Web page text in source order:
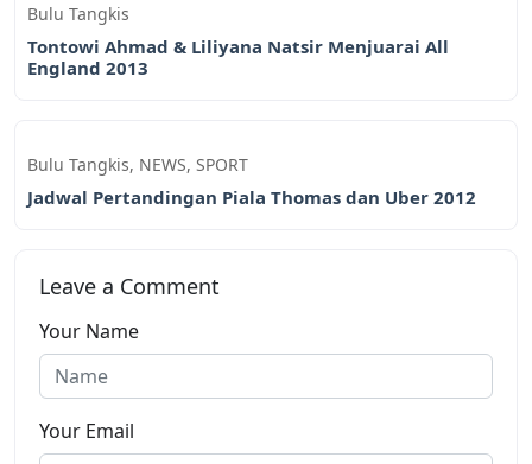
Bulu Tangkis
Tontowi Ahmad & Liliyana Natsir Menjuarai All
England 2013
Bulu Tangkis, NEWS, SPORT
Jadwal Pertandingan Piala Thomas dan Uber 2012
Leave a Comment
Your Name
Your Email